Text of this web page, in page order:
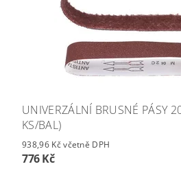
UNIVERZÁLNÍ BRUSNÉ PÁSY
KS/BAL)
938,96 Kč včetně DPH
776 Kč